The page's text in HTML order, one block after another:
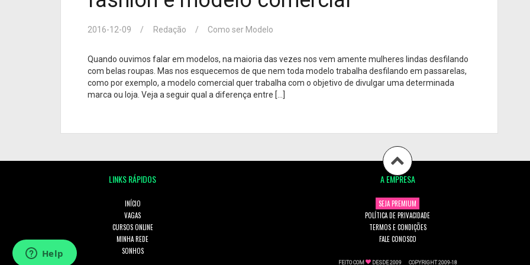
2016-12-09 Redação Como ser Modelo
Quando ouvimos falar em modelos, na maioria das vezes nos vem amente mulheres lindas desfilando
com belas roupas. Mas nos esquecemos de que nem toda modelo trabalha desfilando em passarelas,
como por exemplo, a modelo comercial quer trabalha com o objetivo de divulgar uma determinada
marca ou loja. Veja a seguir qual a diferença entre […]
LINKS RÁPIDOS
INÍCIO
VAGAS
CURSOS ONLINE
MINHA REDE
SONHOS
A EMPRESA
SEJA PREMIUM
POLÍTICA DE PRIVACIDADE
TERMOS E CONDIÇÕES
FALE CONOSCO
FEITO COM DESDE 2009 COPYRIGHT 2009-18